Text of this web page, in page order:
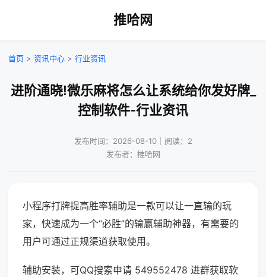
推哈网
首页 > 资讯中心 > 行业资讯
进阶通晓!微乐麻将怎么让系统给你发好牌_
控制软件-行业资讯
发布时间：2026-08-10｜阅读：2
发布者：推哈网
小程序打牌提高胜率辅助是一款可以让一直输的玩
家，快速成为一个“必胜”的输赢辅助神器，有需要的
用户可通过正规渠道获取使用。
辅助安装，可QQ搜索申请 549552478 进群获取软